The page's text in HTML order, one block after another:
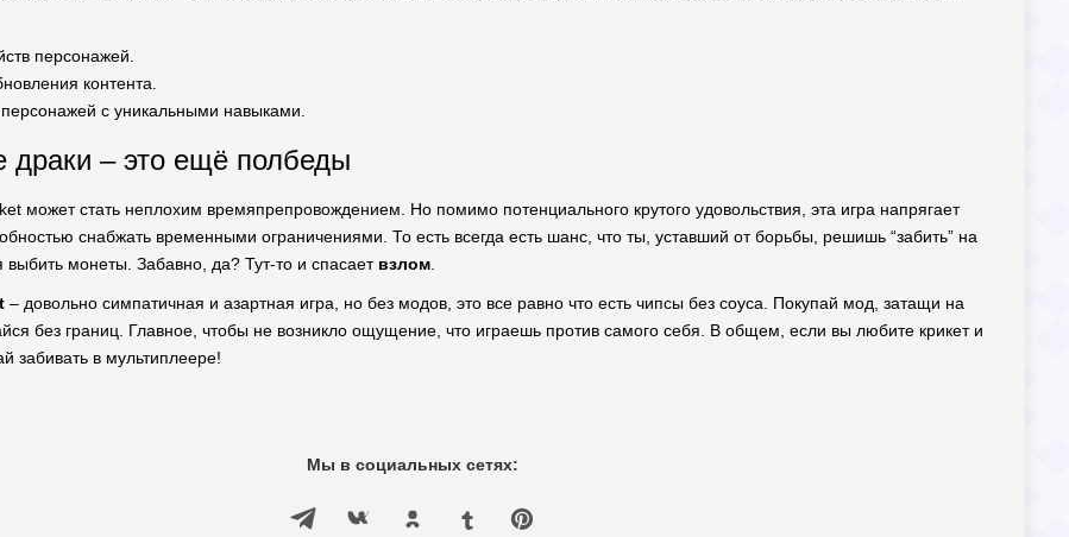
персонажей.
контента.
с уникальными навыками.
драки – это ещё полбеды
может стать неплохим времяпрепровождением. Но помимо потенциального крутого удовольствия, эта игра напрягает
снабжать временными ограничениями. То есть всегда есть шанс, что ты, уставший от борьбы, решишь “забить” на
выбить монеты. Забавно, да? Тут-то и спасает взлом
– довольно симпатичная и азартная игра, но без модов, это все равно что есть чипсы без соуса. Покупай мод, затащи на
без границ. Главное, чтобы не возникло ощущение, что играешь против самого себя. В общем, если вы любите крикет и
забивать в мультиплеере!
Мы в социальных сетях: